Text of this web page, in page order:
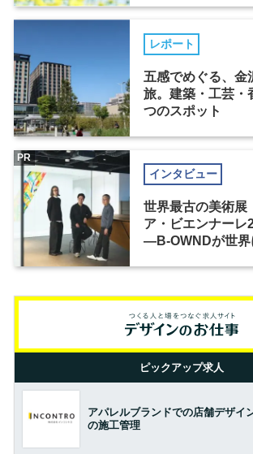
レポート
五感でめぐる、金
旅。建築・工芸・
つのスポット
インタビュー
世界最古の美術展
ア・ビエンナーレ
―B-OWNDが世界
PR
ピックアップ求人
アパレルブランドでの店舗デザイ
の施工管理